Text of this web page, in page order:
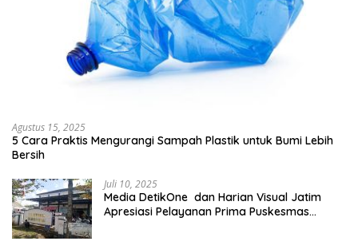
Agustus 15, 2025
5 Cara Praktis Mengurangi Sampah Plastik untuk Bumi Lebih
Bersih
Juli 10, 2025
Media DetikOne dan Harian Visual Jatim
Apresiasi Pelayanan Prima Puskesmas